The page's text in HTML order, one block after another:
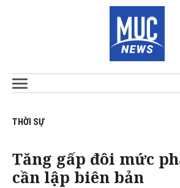
THỜI SỰ
Tăng gấp đôi mức
cần lập biên bản